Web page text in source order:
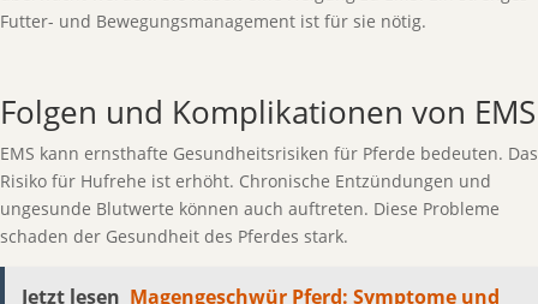
Futter- und Bewegungsmanagement ist für sie nötig.
Folgen und Komplikationen von EMS
EMS kann ernsthafte Gesundheitsrisiken für Pferde bedeuten. Das
Risiko für Hufrehe ist erhöht. Chronische Entzündungen und
ungesunde Blutwerte können auch auftreten. Diese Probleme
schaden der Gesundheit des Pferdes stark.
Jetzt lesen Magengeschwür Pferd: Symptome und